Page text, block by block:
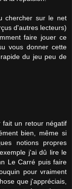
chercher sur le net
d'autres lecteurs)
faire jouer ce
vous donner cette
du jeu peu de
fait un retour négatif
bien, même si
notions propres
j'ai dû lire le
Le Carré puis faire
pour vraiment
que j'appréciais,